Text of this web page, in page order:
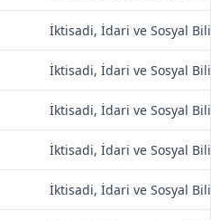
İktisadi, İdari ve Sosyal
İktisadi, İdari ve Sosyal
İktisadi, İdari ve Sosyal
İktisadi, İdari ve Sosyal
İktisadi, İdari ve Sosyal